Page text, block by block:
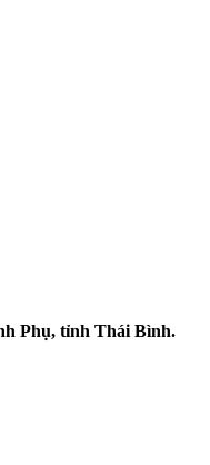
Phụ, tỉnh Thái Bình.